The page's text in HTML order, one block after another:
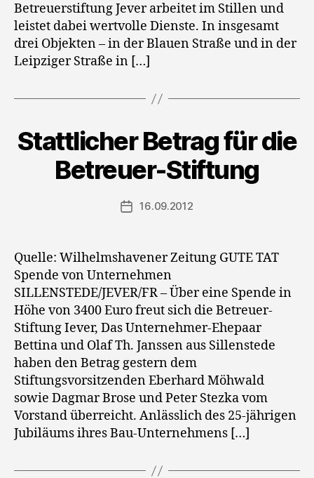
Betreuerstiftung Jever arbeitet im Stillen und
leistet dabei wertvolle Dienste. In insgesamt
drei Objekten – in der Blauen Straße und in der
Leipziger Straße in […]
Stattlicher Betrag für die
Betreuer-Stiftung
Veröffentlichungsdatum
16.09.2012
Quelle: Wilhelmshavener Zeitung GUTE TAT
Spende von Unternehmen
SILLENSTEDE/JEVER/FR – Über eine Spende in
Höhe von 3400 Euro freut sich die Betreuer-
Stiftung Iever, Das Unternehmer-Ehepaar
Bettina und Olaf Th. Janssen aus Sillenstede
haben den Betrag gestern dem
Stiftungsvorsitzenden Eberhard Möhwald
sowie Dagmar Brose und Peter Stezka vom
Vorstand überreicht. Anlässlich des 25-jährigen
Jubiläums ihres Bau-Unternehmens […]